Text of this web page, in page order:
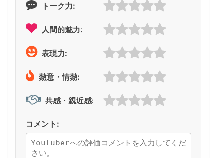
トーク力:
人間的魅力:
表現力:
熱意・情熱:
共感・親近感:
コメント: